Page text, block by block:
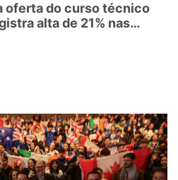
oferta do curso técnico
alta de 21% nas